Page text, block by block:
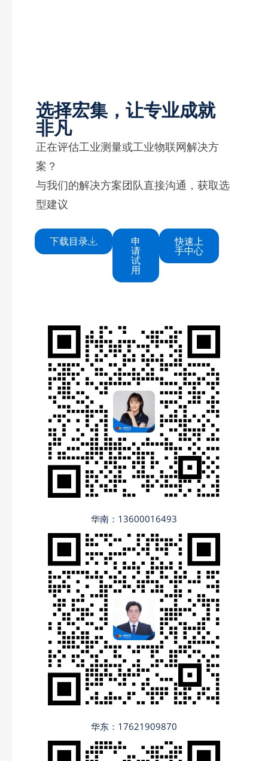
选择宏集，让专业成就
非凡
正在评估工业测量或工业物联网解决方
案？
与我们的解决方案团队直接沟通，获取选
型建议
下载目录 申
请
试
用
快速上
手中心
华南：13600016493
华东：17621909870